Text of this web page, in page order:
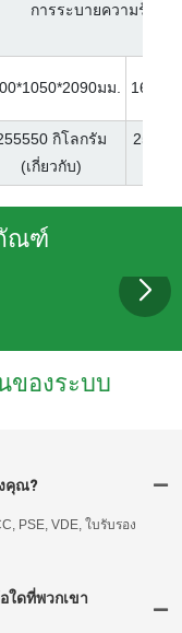
การระบายความร้อนอั
มม.
กิโลกรัม
(เกี่ยวกับ)
2560
ณฑ์
ของระบบ
คุณ?
PSE, VDE, ใบรับรอง
ใดที่พวกเขา